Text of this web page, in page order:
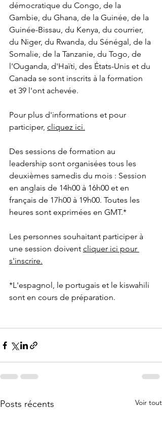
démocratique du Congo, de la
Gambie, du Ghana, de la Guinée, de la
Guinée-Bissau, du Kenya, du courrier,
du Niger, du Rwanda, du Sénégal, de la
Somalie, de la Tanzanie, du Togo, de
l'Ouganda, d'Haïti, des États-Unis et du
Canada se sont inscrits à la formation
et 39 l'ont achevée.
Pour plus d'informations et pour
participer, cliquez ici.
Des sessions de formation au
leadership sont organisées tous les
deuxièmes samedis du mois : Session
en anglais de 14h00 à 16h00 et en
français de 17h00 à 19h00. Toutes les
heures sont exprimées en GMT.*
Les personnes souhaitant participer à
une session doivent cliquer ici pour
s'inscrire.
*L'espagnol, le portugais et le kiswahili
sont en cours de préparation.
Posts récents Voir tout